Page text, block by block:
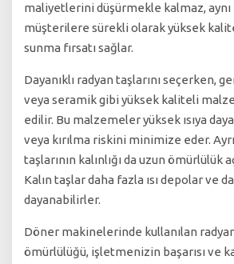
maliyetlerini düşürmekle kalmaz, aynı
müşterilere sürekli olarak yüksek
sunma fırsatı sağlar.
Dayanıklı radyan taşlarını seçerken,
veya seramik gibi yüksek kaliteli
edilir. Bu malzemeler yüksek ısıya
veya kırılma riskini minimize eder.
taşlarının kalınlığı da uzun ömürlülük
Kalın taşlar daha fazla ısı depolar ve
dayanabilirler.
Döner makinelerinde kullanılan
ömürlülüğü, işletmenizin başarısı ve